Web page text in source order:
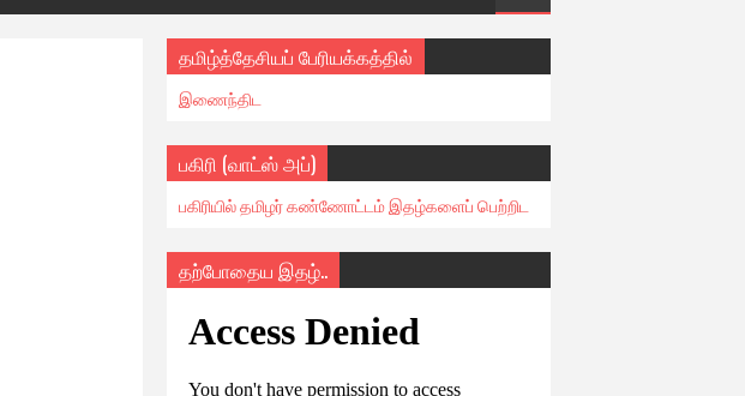
தமிழ்த்தேசியப் பேரியக்கத்தில்
இணைந்திட
பகிரி (வாட்ஸ் அப்)
பகிரியில் தமிழர் கண்ணோட்டம் இதழ்களைப் பெற்றிட
தற்போதைய இதழ்..